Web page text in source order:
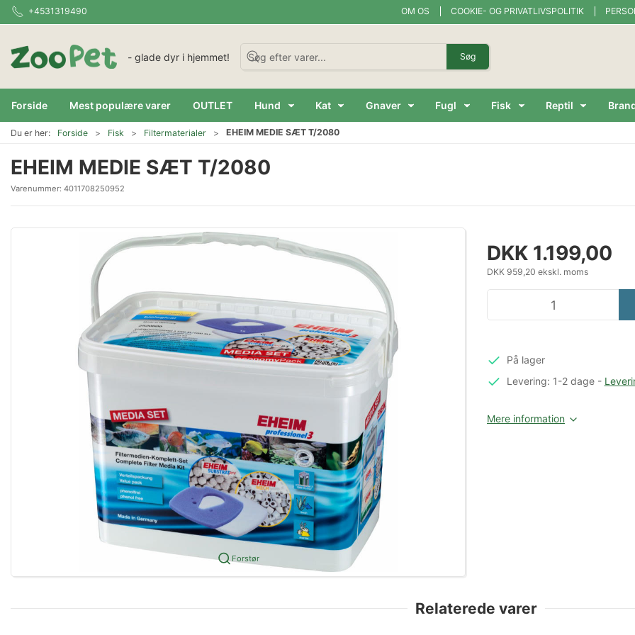
+4531319490 OM OS COOKIE- OG PRIVATLIVSPOLITIK
- glade dyr i hjemmet! Søg
Forside Mest populære varer OUTLET Hund Kat Gnaver Fugl Fisk Reptil
Du er her: Forside Fisk Filtermaterialer EHEIM MEDIE SÆT T/2080
EHEIM MEDIE SÆT T/2080
Varenummer: 4011708250952
Forstør
DKK 1.199,00
DKK 959,20 ekskl. moms
På lager
Levering: 1-2 dage-
Mere information
Relaterede varer